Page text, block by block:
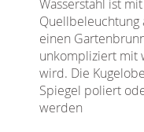
Wasserstahl ist
Quellbeleuchtung
einen
unkompliziert mit
wird. Die
Spiegel poliert
werden